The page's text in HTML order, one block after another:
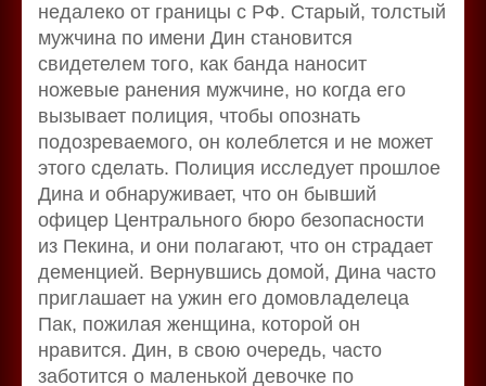
недалеко от границы с РФ. Старый, толстый
мужчина по имени Дин становится
свидетелем того, как банда наносит
ножевые ранения мужчине, но когда его
вызывает полиция, чтобы опознать
подозреваемого, он колеблется и не может
этого сделать. Полиция исследует прошлое
Дина и обнаруживает, что он бывший
офицер Центрального бюро безопасности
из Пекина, и они полагают, что он страдает
деменцией. Вернувшись домой, Дина часто
приглашает на ужин его домовладелеца
Пак, пожилая женщина, которой он
нравится. Дин, в свою очередь, часто
заботится о маленькой девочке по